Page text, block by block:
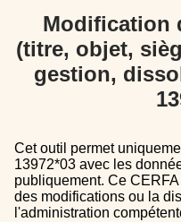
Modification
(titre, objet,
gestion,
Cet outil permet uniquement de pré-remplir le CERFA
13972*03 avec les
publiquement. Ce
des modifications ou la
l'administration